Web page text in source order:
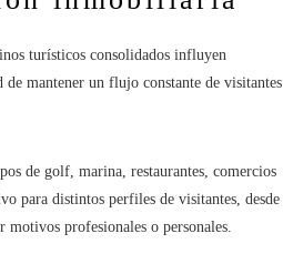
turísticos consolidados influyen
mantener un flujo constante de visitantes
de golf, marina, restaurantes, comercios
para distintos perfiles de visitantes, desde
motivos profesionales o personales.